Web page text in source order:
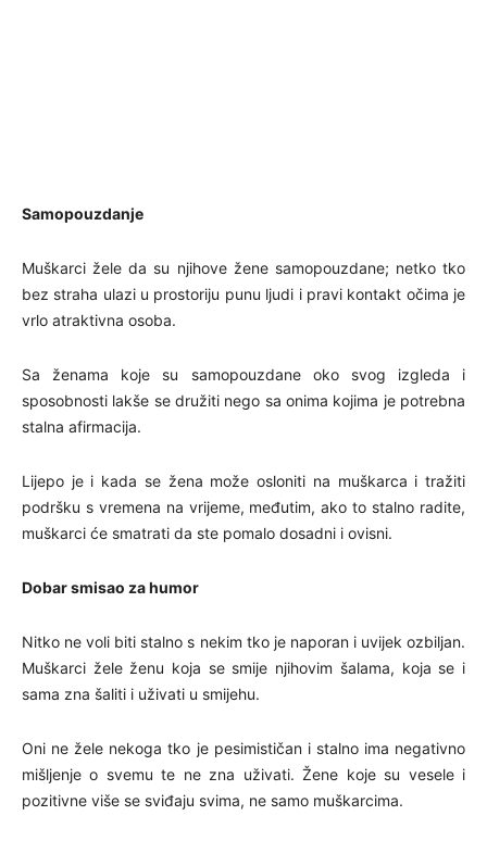
Samopouzdanje
Muškarci žele da su njihove žene samopouzdane; netko tko
bez straha ulazi u prostoriju punu ljudi i pravi kontakt očima je
vrlo atraktivna osoba.
Sa ženama koje su samopouzdane oko svog izgleda i
sposobnosti lakše se družiti nego sa onima kojima je potrebna
stalna afirmacija.
Lijepo je i kada se žena može osloniti na muškarca i tražiti
podršku s vremena na vrijeme, međutim, ako to stalno radite,
muškarci će smatrati da ste pomalo dosadni i ovisni.
Dobar smisao za humor
Nitko ne voli biti stalno s nekim tko je naporan i uvijek ozbiljan.
Muškarci žele ženu koja se smije njihovim šalama, koja se i
sama zna šaliti i uživati u smijehu.
Oni ne žele nekoga tko je pesimističan i stalno ima negativno
mišljenje o svemu te ne zna uživati. Žene koje su vesele i
pozitivne više se sviđaju svima, ne samo muškarcima.